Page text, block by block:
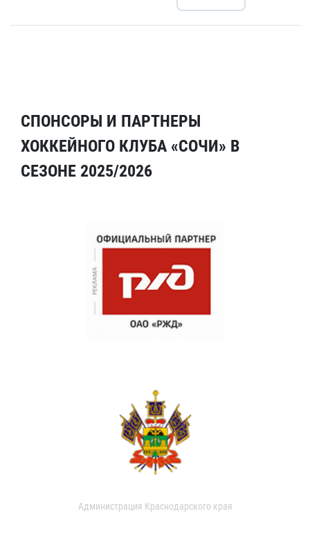
СПОНСОРЫ И ПАРТНЕРЫ
ХОККЕЙНОГО КЛУБА «СОЧИ» В
СЕЗОНЕ 2025/2026
Администрация Краснодарского края